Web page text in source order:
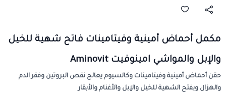
مكمل أحماض أمينية وفيتامينات فاتح شهية للخيل
والإبل والمواشي امينوفيت Aminovit
حقن أحماض أمينية وفيتامينات وكالسيوم يعالج نقص البروتين وفقر الدم
والهزال ويفتح الشهية للخيل والإبل والأغنام والأبقار